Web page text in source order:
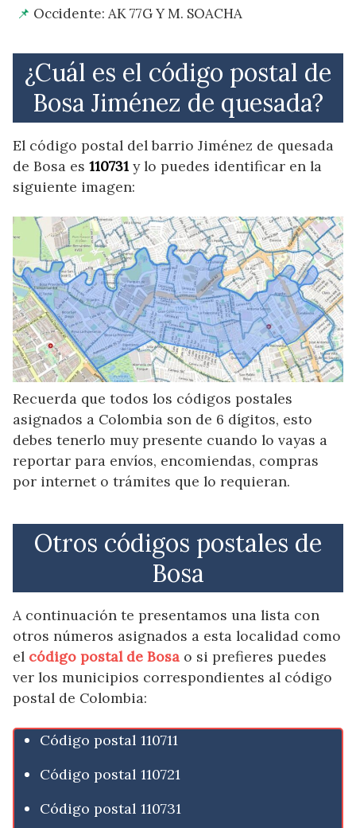
Occidente: AK 77G Y M. SOACHA
¿Cuál es el código postal de
Bosa Jiménez de quesada?
El código postal del barrio Jiménez de quesada
de Bosa es 110731 y lo puedes identificar en la
siguiente imagen:
Recuerda que todos los códigos postales
asignados a Colombia son de 6 dígitos, esto
debes tenerlo muy presente cuando lo vayas a
reportar para envíos, encomiendas, compras
por internet o trámites que lo requieran.
Otros códigos postales de
Bosa
A continuación te presentamos una lista con
otros números asignados a esta localidad como
el código postal de Bosa o si prefieres puedes
ver los municipios correspondientes al código
postal de Colombia:
Código postal 110711
Código postal 110721
Código postal 110731